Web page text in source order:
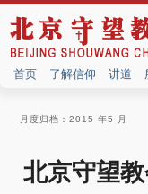
首页 了解信仰 讲道
月度归档：2015 年5 月
北京守望